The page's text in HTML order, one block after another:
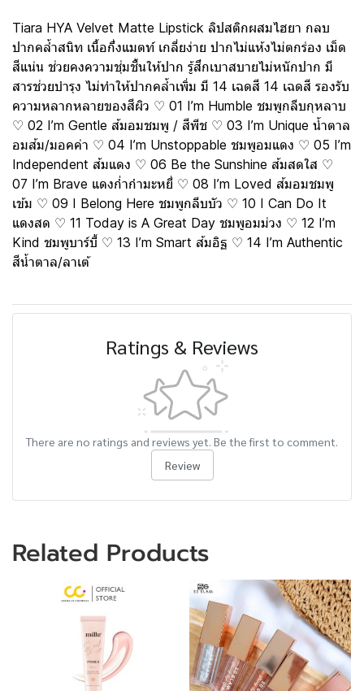
Tiara HYA Velvet Matte Lipstick ลิปสติกผสมไฮยา กลบ
ปากคล้ำสนิท เนื้อกึ่งแมตท์ เกลี่ยง่าย ปากไม่แห้งไม่ตกร่อง เม็ด
สีแน่น ช่วยคงความชุ่มชื้นให้ปาก รู้สึกเบาสบายไม่หนักปาก มี
สารช่วยบำรุง ไม่ทำให้ปากคล้ำเพิ่ม มี 14 เฉดสี 14 เฉดสี รองรับ
ความหลากหลายของสีผิว ♡ 01 I’m Humble ชมพูกลีบกุหลาบ
♡ 02 I’m Gentle ส้มอมชมพู / สีพีช ♡ 03 I’m Unique น้ำตาล
อมส้ม/มอคค่า ♡ 04 I’m Unstoppable ชมพูอมแดง ♡ 05 I’m
Independent ส้มแดง ♡ 06 Be the Sunshine ส้มสดใส ♡
07 I’m Brave แดงก่ำกำมะหยี่ ♡ 08 I’m Loved ส้มอมชมพู
เข้ม ♡ 09 I Belong Here ชมพูกลีบบัว ♡ 10 I Can Do It
แดงสด ♡ 11 Today is A Great Day ชมพูอมม่วง ♡ 12 I’m
Kind ชมพูบาร์บี้ ♡ 13 I’m Smart ส้มอิฐ ♡ 14 I’m Authentic
สีน้ำตาล/ลาเต้
Ratings & Reviews
There are no ratings and reviews yet. Be the first to comment.
Review
Related Products